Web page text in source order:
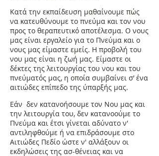
Κατά την εκπαίδευση μαθαίνουμε πώς
να κατευθύνουμε το πνεύμα και τον νου
προς το θεραπευτικό αποτέλεσμα. Ο νους
μας είναι εργαλείο για το Πνεύμα και ο
νους μας είμαστε εμείς. Η προβολή του
νου μας είναι η ζωή μας. Είμαστε οι
δέκτες της λειτουργίας του νου και του
πνεύματός μας, η οποία συμβαίνει σ’ ένα
αιτιώδες επίπεδο της ύπαρξής μας.
Εάν δεν κατανοήσουμε τον Νου μας και
την λειτουργία του, δεν κατανοούμε το
Πνεύμα και έτσι γίνεται αδύνατο ν'
αντιληφθούμε ή να επιδράσουμε στο
Αιτιώδες Πεδίο ώστε ν' αλλάξουν οι
εκδηλώσεις της ασ-θένειας και να